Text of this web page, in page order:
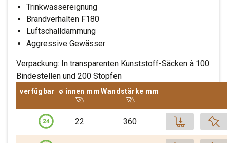
Trinkwassereignung
Brandverhalten F180
Luftschalldämmung
Aggressive Gewässer
Verpackung: In transparenten Kunststoff-Säcken à 100
Bindestellen und 200 Stopfen
verfügbar ø innen mm
Sortiere aufsteigend nach
ø innen mmWandstärke mm
Sortiere aufsteigend nach
Wandstärke mm
22 360